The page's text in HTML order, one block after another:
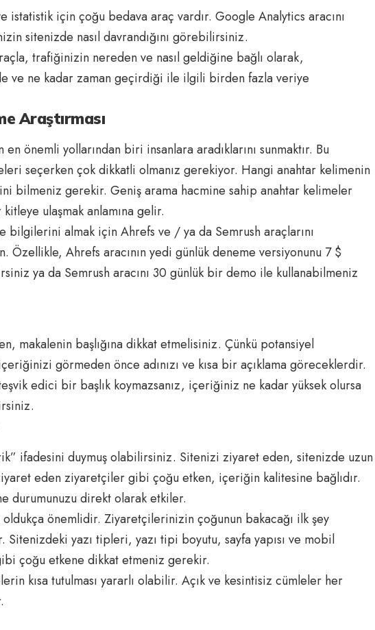
istatistik için çoğu bedava araç vardır. Google Analytics aracını
sitenizde nasıl davrandığını görebilirsiniz.
trafiğinizin nereden ve nasıl geldiğine bağlı olarak,
ve ne kadar zaman geçirdiği ile ilgili birden fazla veriye
Araştırması
önemli yollarından biri insanlara aradıklarını sunmaktır. Bu
seçerken çok dikkatli olmanız gerekiyor. Hangi anahtar kelimenin
bilmeniz gerekir. Geniş arama hacmine sahip anahtar kelimeler
ulaşmak anlamına gelir.
bilgilerini almak içinAhrefs ve / ya da Semrusharaçlarını
Özellikle, Ahrefs aracının yedi günlük deneme versiyonunu 7 $
ya da Semrush aracını 30 günlük bir demo ile kullanabilmeniz
makalenin başlığına dikkat etmelisiniz. Çünkü potansiyel
görmeden önce adınızı ve kısa bir açıklama göreceklerdir.
edici bir başlık koymazsanız, içeriğiniz ne kadar yüksek olursa
ifadesini duymuş olabilirsiniz. Sitenizi ziyaret eden, sitenizde uzun
eden ziyaretçiler gibi çoğu etken, içeriğin kalitesine bağlıdır.
durumunuzu direkt olarak etkiler.
önemlidir. Ziyaretçilerinizin çoğunun bakacağı ilk şey
Sitenizdeki yazı tipleri, yazı tipi boyutu, sayfa yapısı ve mobil
çoğu etkene dikkat etmeniz gerekir.
kısa tutulması yararlı olabilir. Açık ve kesintisiz cümleler her